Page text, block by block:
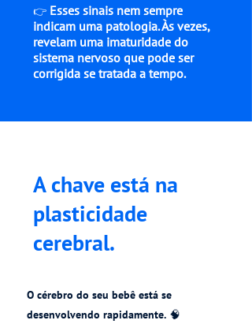
👉 Esses sinais nem sempre
indicam uma patologia. Às vezes,
revelam uma imaturidade do
sistema nervoso que pode ser
corrigida se tratada a tempo.
A chave está na
plasticidade
cerebral.
O cérebro do seu bebê está se
desenvolvendo rapidamente. 🧠